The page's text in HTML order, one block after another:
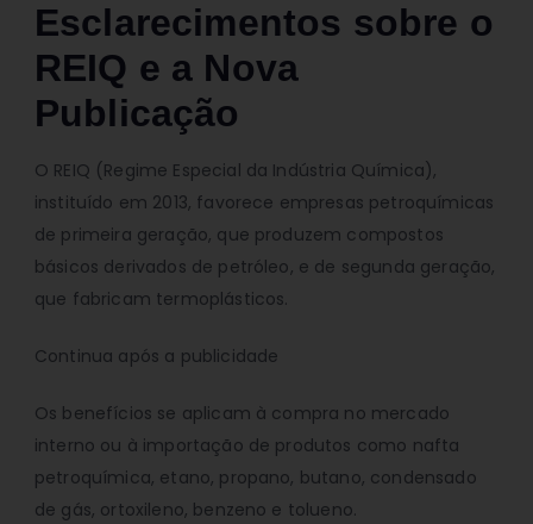
Esclarecimentos sobre o
REIQ e a Nova
Publicação
O REIQ (Regime Especial da Indústria Química),
instituído em 2013, favorece empresas petroquímicas
de primeira geração, que produzem compostos
básicos derivados de petróleo, e de segunda geração,
que fabricam termoplásticos.
Continua após a publicidade
Os benefícios se aplicam à compra no mercado
interno ou à importação de produtos como nafta
petroquímica, etano, propano, butano, condensado
de gás, ortoxileno, benzeno e tolueno.